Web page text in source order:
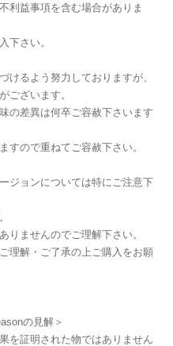
利益事項を含む場合がありま
下さい。
けるよう努力しておりますが、
ございます。
の差異は何卒ご容赦下さいます
すので重ねてご容赦下さい。
ジョンについては特にご注意下
りませんのでご理解下さい。
理解・ご了承の上ご購入をお願
の見解＞
を証明された物ではありません